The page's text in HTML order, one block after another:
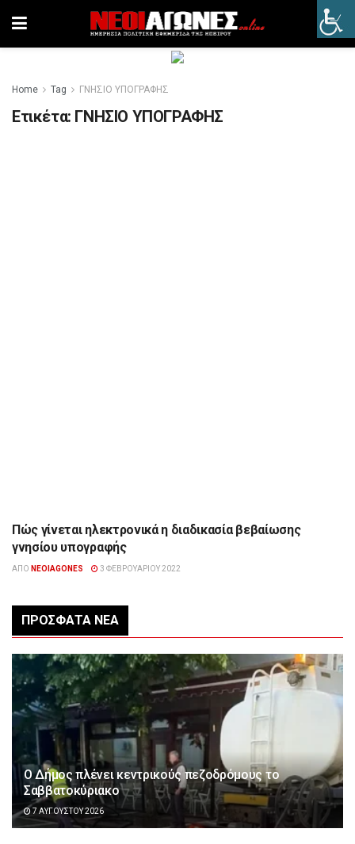
Home Tag ΓΝΗΣΙΟ ΥΠΟΓΡΑΦΗΣ
Ετικέτα: ΓΝΗΣΙΟ ΥΠΟΓΡΑΦΗΣ
ΕΠΙΚΑΙΡΌΤΗΤΑ
Πώς γίνεται ηλεκτρονικά η διαδικασία βεβαίωσης
γνησίου υπογραφής
ΑΠΌ NEOIAGONES 3 ΦΕΒΡΟΥΑΡΊΟΥ 2022
ΠΡΌΣΦΑΤΑ ΝΈΑ
Ο Δήμος πλένει κεντρικούς πεζοδρόμους το
Σαββατοκύριακο
7 ΑΥΓΟΎΣΤΟΥ 2026